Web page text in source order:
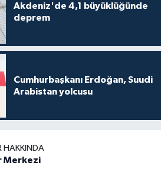
Akdeniz'de 4,1 büyüklüğünde
deprem
Cumhurbaşkanı Erdoğan, Suudi
Arabistan yolcusu
HAKKINDA
Merkezi